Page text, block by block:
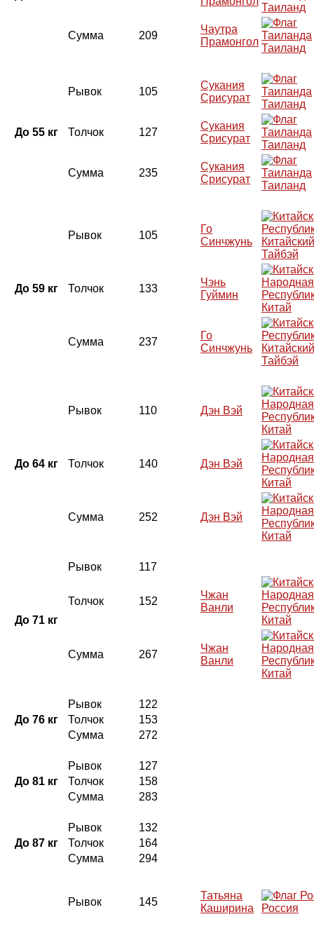
Таиланд
Сумма 209
Чаутра
Прамонгол
Таиланд
До 55 кг
Рывок 105
Сукания
Срисурат
Таиланд
Толчок 127
Сукания
Срисурат
Таиланд
Сумма 235
Сукания
Срисурат
Таиланд
До 59 кг
Рывок 105
Го
Синчжунь
Китайский
Тайбэй
Толчок 133
Чэнь
Гуймин
Китай
Сумма 237
Го
Синчжунь
Китайский
Тайбэй
До 64 кг
Рывок 110
Дэн Вэй
Китай
Толчок 140
Дэн Вэй
Китай
Сумма 252
Дэн Вэй
Китай
До 71 кг
Рывок 117
Толчок 152
Чжан
Ванли
Китай
Сумма 267
Чжан
Ванли
Китай
До 76 кг
Рывок
122
Толчок
153
Сумма
272
До 81 кг
Рывок
127
Толчок
158
Сумма
283
До 87 кг
Рывок
132
Толчок
164
Сумма
294
Рывок 145
Татьяна
Каширина
Россия